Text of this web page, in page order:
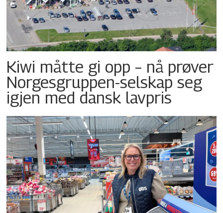
Kiwi måtte gi opp – nå prøver
Norgesgruppen-selskap seg
igjen med dansk lavpris